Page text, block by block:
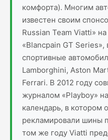
комфорта). Многим
известен своим
Russian Team Viatti»
«Blancpain GT Series»,
спортивные
Lamborghini, Aston
Ferrari. В 2012 году
журналом «Playboy»
календарь, в
рекламировали шины
том же году Viatti